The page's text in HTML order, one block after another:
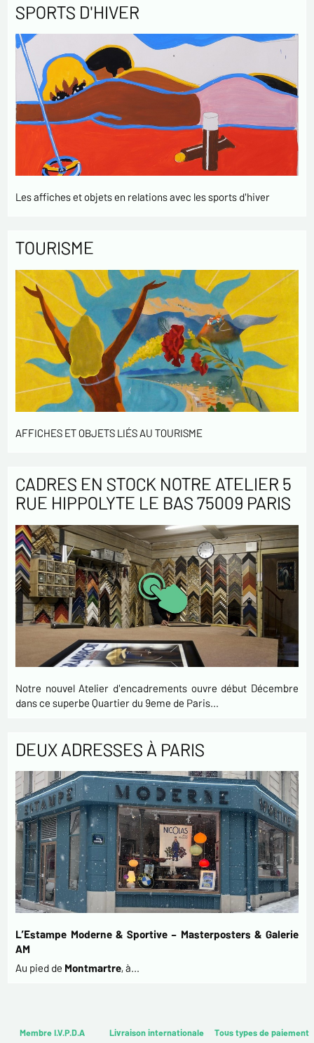
SPORTS D'HIVER
Les affiches et objets en relations avec les sports d'hiver
TOURISME
AFFICHES ET OBJETS LIÉS AU TOURISME
CADRES EN STOCK NOTRE ATELIER 5
RUE HIPPOLYTE LE BAS 75009 PARIS
Notre nouvel Atelier d'encadrements ouvre début Décembre
dans ce superbe Quartier du 9eme de Paris…
DEUX ADRESSES À PARIS
L’Estampe Moderne & Sportive – Masterposters & Galerie
AM
Au pied de Montmartre, à…
Membre I.V.P.D.A Livraison internationale Tous types de paiement